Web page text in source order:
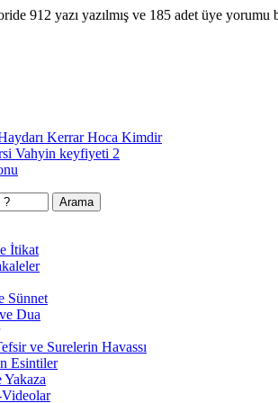
912 yazı yazılmış ve 185 adet üye yorumu
Kerrar Hoca Kimdir
Vahyin keyfiyeti 2
İtikat
Sünnet
Dua
ve Surelerin Havassı
Esintiler
Yakaza
Videolar